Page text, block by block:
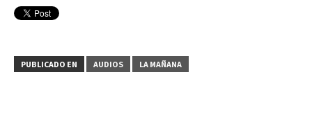
PUBLICADO EN AUDIOS LA MAÑANA